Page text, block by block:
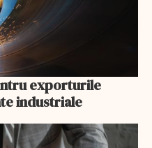
exporturile
industriale